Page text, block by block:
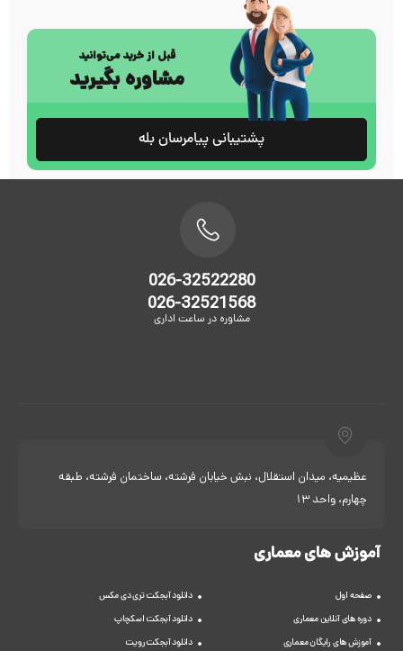
قبل از خرید می‌توانید
مشاوره بگیرید
پشتیبانی پیامرسان بله
026-32522280
026-32521568
مشاوره در ساعت اداری
عظیمیه، میدان استقلال، نبش خیابان فرشته، ساختمان فرشته، طبقه
چهارم، واحد 13
آموزش های معماری
صفحه اول
دوره های آنلاین معماری
آموزش های رایگان معماری
دانلود آبجکت تری دی مکس
دانلود آبجکت اسکچاپ
دانلود آبجکت رویت